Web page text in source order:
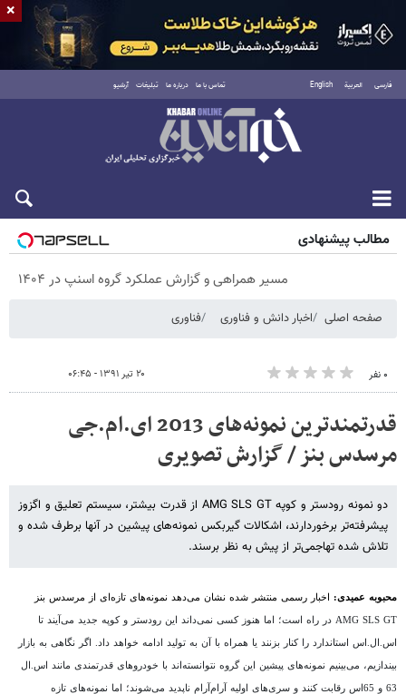
فارسی العربية English تماس با ما درباره ما تبلیغات آرشیو
شنبه ۱۷ مرداد ۱۴۰۵
مطالب پیشنهادی
مسیر همراهی و گزارش عملکرد گروه اسنپ در ۱۴۰۴
صفحه اصلی اخبار دانش و فناوری فناوری
۰ نفر ۲۰ تیر ۱۳۹۱ - ۰۶:۴۵
قدرتمندترین نمونه‌های 2013 ای.ام.جی
مرسدس بنز / گزارش تصویری
دو نمونه رودستر و کوپه AMG SLS GT از قدرت بیشتر، سیستم تعلیق و اگزوز
پیشرفته‌تر برخوردارند، اشکالات گیربکس نمونه‌های پیشین در آنها برطرف شده و
تلاش شده تهاجمی‌تر از پیش به نظر برسند.
محبوبه عمیدی: اخبار رسمی منتشر شده نشان می‌دهد نمونه‌های تازه‌ای از مرسدس بنز
AMG SLS GT در راه است؛ اما هنوز کسی نمی‌داند این رودستر و کوپه جدید می‌آیند تا
اس.ال.اس استاندارد را کنار بزنند یا همراه با آن به تولید ادامه خواهد داد. اگر نگاهی به بازار
بیندازیم، می‌بینیم نمونه‌های پیشین این گروه نتوانسته‌اند با خودروهای قدرتمندی مانند اس.ال
63 و 65اس رقابت کنند و سری‌های اولیه آرام‌آرام ناپدید می‌شوند؛ اما نمونه‌های تازه
×